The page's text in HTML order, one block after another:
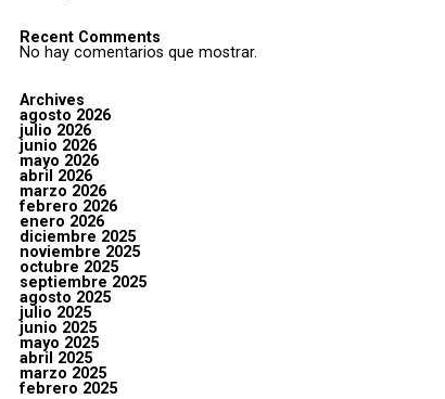
Recent Comments
No hay comentarios que mostrar.
Archives
agosto 2026
julio 2026
junio 2026
mayo 2026
abril 2026
marzo 2026
febrero 2026
enero 2026
diciembre 2025
noviembre 2025
octubre 2025
septiembre 2025
agosto 2025
julio 2025
junio 2025
mayo 2025
abril 2025
marzo 2025
febrero 2025